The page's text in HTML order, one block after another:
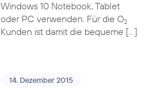
Windows 10 Notebook, Tablet
oder PC verwenden. Für die O2
Kunden ist damit die bequeme […]
14. Dezember 2015